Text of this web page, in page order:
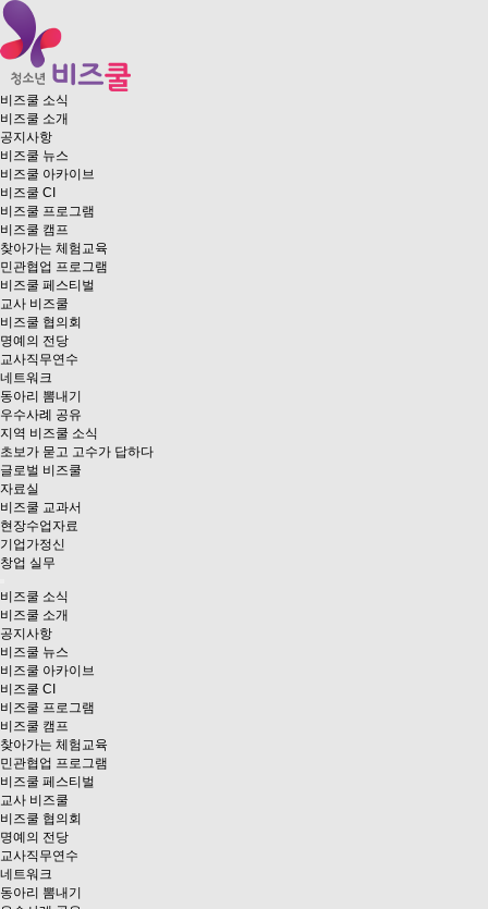
비즈쿨 소식
비즈쿨 소개
공지사항
비즈쿨 뉴스
비즈쿨 아카이브
비즈쿨 CI
비즈쿨 프로그램
비즈쿨 캠프
찾아가는 체험교육
민관협업 프로그램
비즈쿨 페스티벌
교사 비즈쿨
비즈쿨 협의회
명예의 전당
교사직무연수
네트워크
동아리 뽐내기
우수사례 공유
지역 비즈쿨 소식
초보가 묻고 고수가 답하다
글로벌 비즈쿨
자료실
비즈쿨 교과서
현장수업자료
기업가정신
창업 실무
비즈쿨 소식
비즈쿨 소개
공지사항
비즈쿨 뉴스
비즈쿨 아카이브
비즈쿨 CI
비즈쿨 프로그램
비즈쿨 캠프
찾아가는 체험교육
민관협업 프로그램
비즈쿨 페스티벌
교사 비즈쿨
비즈쿨 협의회
명예의 전당
교사직무연수
네트워크
동아리 뽐내기